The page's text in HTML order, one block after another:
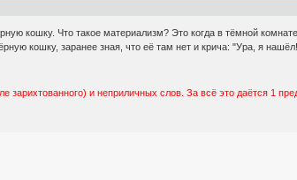
кошку. Что такое материализм? Это когда в тёмной
кошку, заранее зная, что её там нет и крича: "Ура, я
зарихтованного) и неприличных слов. За всё это даётся 1